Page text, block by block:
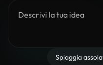
Spiaggia